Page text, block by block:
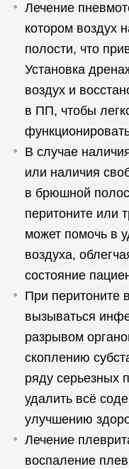
Лечение
котором воздух
полости, что
Установка
воздух и
в ПП, чтобы
В случае
или наличия
в брюшной
перитоните или
может помочь в
воздуха,
состояние
При перитоните
вызываться
разрывом
скоплению
ряду серьезных
удалить всё
улучшению
Лечение
воспаление